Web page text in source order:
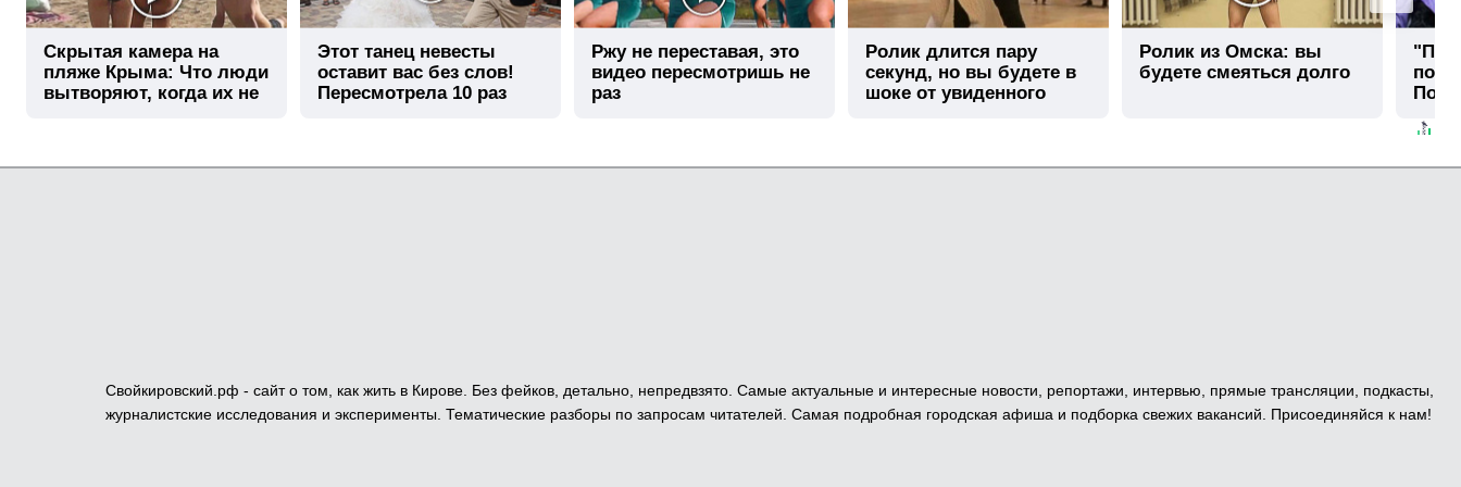
Скрытая камера на
пляже Крыма: Что люди
вытворяют, когда их не
Этот танец невесты
оставит вас без слов!
Пересмотрела 10 раз
Ржу не переставая, это
видео пересмотришь не
раз
Ролик длится пару
секунд, но вы будете в
шоке от увиденного
Ролик из Омска: вы
будете смеяться долго
Свойкировский.рф - сайт о том, как жить в Кирове. Без фейков, детально, непредвзято. Самые актуальные и интересные новости, репортажи, интервью, прямые трансляции, подкасты,
журналистские исследования и эксперименты. Тематические разборы по запросам читателей. Самая подробная городская афиша и подборка свежих вакансий. Присоединяйся к нам!